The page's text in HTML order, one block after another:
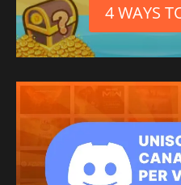
4 WAYS